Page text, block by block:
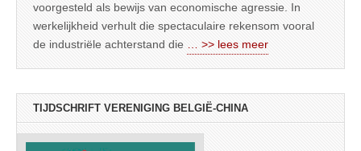
voorgesteld als bewijs van economische agressie. In
werkelijkheid verhult die spectaculaire rekensom vooral
de industriële achterstand die
… >> lees meer
TIJDSCHRIFT VERENIGING BELGIË-CHINA